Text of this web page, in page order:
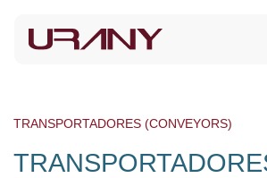
TRANSPORTADORES (CONVEYORS)